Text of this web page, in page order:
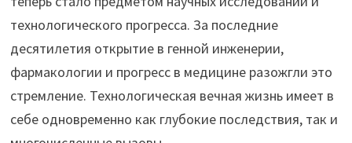
технологического прогресса. За последние
десятилетия открытие в генной инженерии,
фармакологии и прогресс в медицине разожгли это
стремление. Технологическая вечная жизнь имеет в
себе одновременно как глубокие последствия, так и